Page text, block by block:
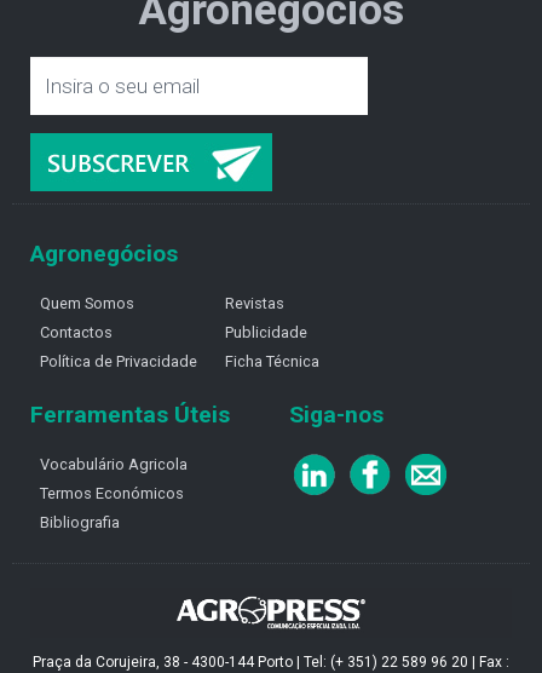
Agronegócios
Quem Somos
Contactos
Política de Privacidade
Revistas
Publicidade
Ficha Técnica
Ferramentas Úteis
Vocabulário Agricola
Termos Económicos
Bibliografia
Siga-nos
Praça da Corujeira, 38 - 4300-144 Porto | Tel: (+ 351) 22 589 96 20 | Fax :